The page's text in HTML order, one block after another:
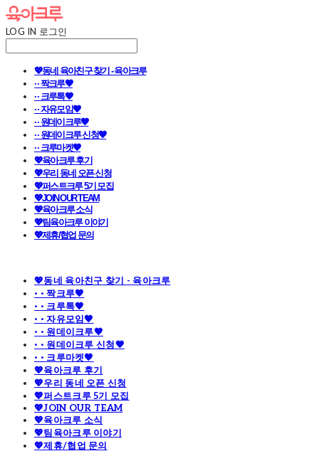
LOG IN 로그인
💖동네 육아친구 찾기 - 육아크루
· · 짝크루🧡
· · 크루톡🧡
· · 자유모임🧡
· · 원데이크루🧡
· · 원데이크루 신청🧡
· · 크루마켓🧡
💖육아크루 후기
💖우리 동네 오픈 신청
💖퍼스트크루 5기 모집
💖JOIN OUR TEAM
💖육아크루 소식
💖팀육아크루 이야기
💖제휴/협업 문의
💖동네 육아친구 찾기 - 육아크루
· · 짝크루🧡
· · 크루톡🧡
· · 자유모임🧡
· · 원데이크루🧡
· · 원데이크루 신청🧡
· · 크루마켓🧡
💖육아크루 후기
💖우리 동네 오픈 신청
💖퍼스트크루 5기 모집
💖JOIN OUR TEAM
💖육아크루 소식
💖팀육아크루 이야기
💖제휴/협업 문의